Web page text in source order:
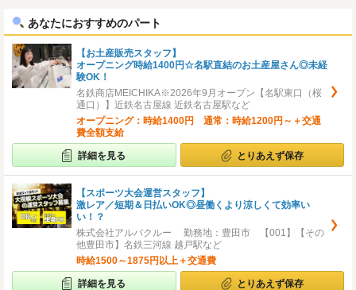
あなたにおすすめのパート
【お土産販売スタッフ】
オープニング時給1400円☆名駅直結のお土産屋さん◎未経
験OK！
名鉄商店MEICHIKA※2026年9月オープン【名駅東口（桜
通口）】近鉄名古屋線 近鉄名古屋駅など
オープニング：時給1400円 通常：時給1200円～＋交通
費全額支給
詳細を見る とりあえず保存
【スポーツ大会運営スタッフ】
激レア／短期＆日払いOK◎昼働くより涼しくて効率い
い！？
株式会社アルバクルー 勤務地：豊田市 【001】【その
他豊田市】名鉄三河線 越戸駅など
時給1500～1875円以上＋交通費
詳細を見る とりあえず保存